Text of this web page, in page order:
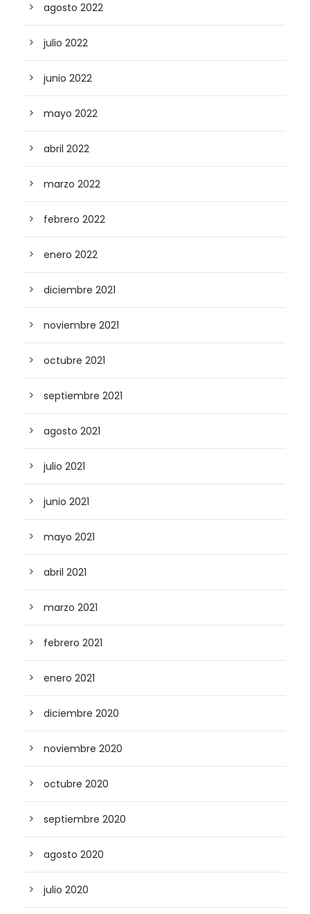
agosto 2022
julio 2022
junio 2022
mayo 2022
abril 2022
marzo 2022
febrero 2022
enero 2022
diciembre 2021
noviembre 2021
octubre 2021
septiembre 2021
agosto 2021
julio 2021
junio 2021
mayo 2021
abril 2021
marzo 2021
febrero 2021
enero 2021
diciembre 2020
noviembre 2020
octubre 2020
septiembre 2020
agosto 2020
julio 2020